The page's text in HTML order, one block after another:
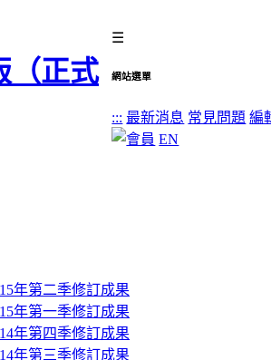
☰
網站選單
::: 最新消息 常見問題 編
EN
年第二季修訂成果
年第一季修訂成果
年第四季修訂成果
年第三季修訂成果